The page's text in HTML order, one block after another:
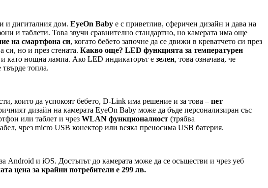
и дигиталния дом. EyeOn Baby е с приветлив, сферичен дизайн и дава на
и таблети. Това звучи сравнително стандартно, но камерата има още
на смартфона си, когато бебето започне да се движи в креватчето си през
си, но и през стената. Какво още? LED функцията за температурен
и като нощна лампа. Ако LED индикаторът е зелен, това означава, че
твърде топла.
които да успокоят бебето, D-Link има решение и за това – пет
дизайн на камерата EyeOn Baby може да бъде персонализиран със
или таблет и чрез WLAN функционалност (трябва
чрез micro USB конектор или всяка преносима USB батерия.
Android и iOS. Достъпът до камерата може да се осъществи и чрез уеб
цена за крайни потребители е 299 лв.